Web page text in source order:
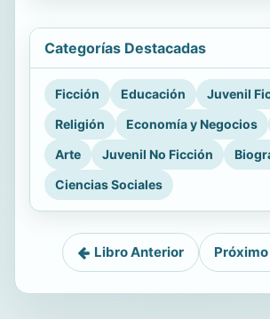
Categorías Destacadas
Ficción Educación
Juvenil
Religión
Economía y Negocios
Arte
Juvenil No Ficción
Ciencias Sociales
Libro Anterior